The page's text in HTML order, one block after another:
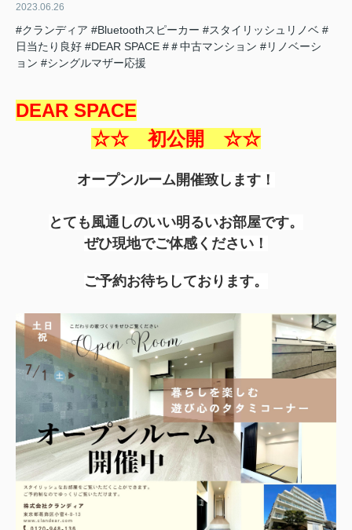
2023.06.26
#クランディア #Bluetoothスピーカー #スタイリッシュリノベ #
日当たり良好 #DEAR SPACE #＃中古マンション #リノベーシ
ョン #シングルマザー応援
DEAR SPACE
☆☆ 初公開 ☆☆
オープンルーム開催致します！
とても風通しのいい明るいお部屋です。
ぜひ現地でご体感ください！
ご予約お待ちしております。